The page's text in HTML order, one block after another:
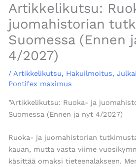
Artikkelikutsu:
juomahistorian
Suomessa (Ennen
4/2027)
/ Artikkelikutsu, Hakuilmoitus,
Pontifex maximus
”Artikkelikutsu: Ruoka- ja
Suomessa (Ennen ja nyt 4/2027)
Ruoka- ja juomahistorian
kauan, mutta vasta viime
käsittää omaksi tieteenalakseen.